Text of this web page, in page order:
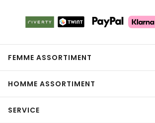
FEMME ASSORTIMENT
HOMME ASSORTIMENT
SERVICE